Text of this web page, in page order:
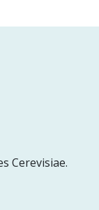
Cerevisiae.